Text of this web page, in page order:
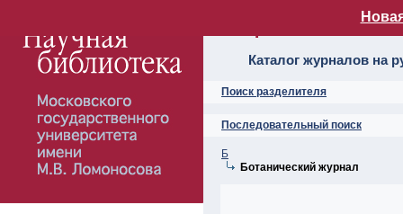
Алфавитный
Каталог журналов на
Поиск разделителя
Последовательный поиск
Б
Ботанический журнал